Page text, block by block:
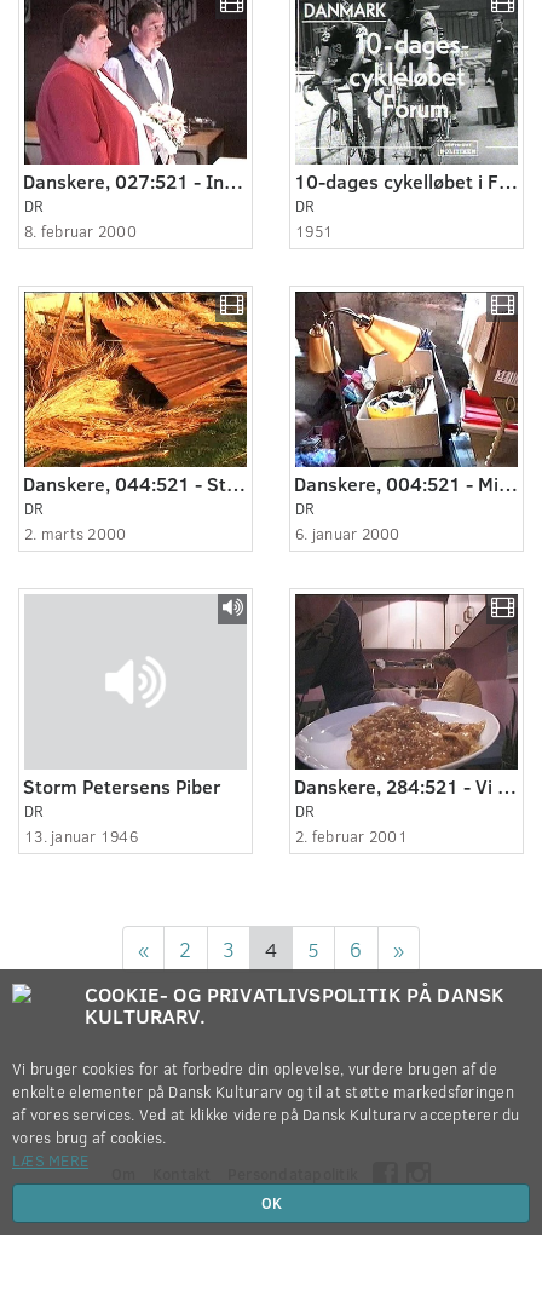
Danskere, 027:521 - Ingen andre ved det!.
DR
8. februar 2000
10-dages cykelløbet i Forum
DR
1951
Danskere, 044:521 - Stormen tog vores tag.
DR
2. marts 2000
Danskere, 004:521 - Mit firma.
DR
6. januar 2000
Storm Petersens Piber
DR
13. januar 1946
Danskere, 284:521 - Vi laver lagsagne.
DR
2. februar 2001
« 2 3 4 5 6 »
Copyright © 2012-2026
COOKIE- OG PRIVATLIVSPOLITIK PÅ DANSK
KULTURARV.
Vi bruger cookies for at forbedre din oplevelse, vurdere brugen af de
enkelte elementer på Dansk Kulturarv og til at støtte markedsføringen
af vores services. Ved at klikke videre på Dansk Kulturarv accepterer du
vores brug af cookies.
LÆS MERE
OK